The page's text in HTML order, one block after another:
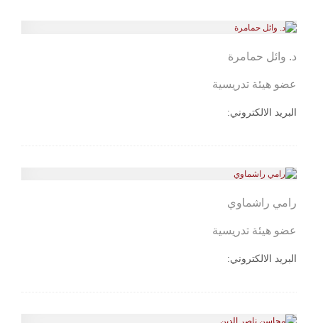
د. وائل حمامرة
عضو هيئة تدريسية
البريد الالكتروني:
رامي راشماوي
عضو هيئة تدريسية
البريد الالكتروني: